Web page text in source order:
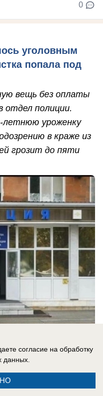
0
уголовным
попала под
вещь без оплаты
отдел полиции.
летнюю уроженку
в краже из
грозит до пяти
есть бензин
согласие на обработку
данных.